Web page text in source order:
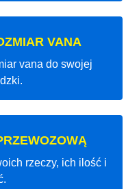
VANA
vana do swojej
rzeczy, ich ilość i